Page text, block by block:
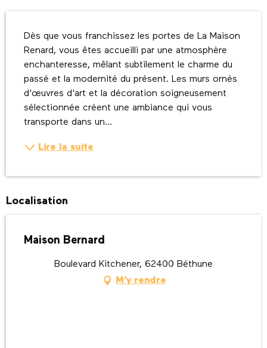
Dès que vous franchissez les portes de La Maison
Renard, vous êtes accueilli par une atmosphère
enchanteresse, mêlant subtilement le charme du
passé et la modernité du présent. Les murs ornés
d'œuvres d'art et la décoration soigneusement
sélectionnée créent une ambiance qui vous
transporte dans un...
Lire la suite
Localisation
Maison Bernard
Boulevard Kitchener, 62400 Béthune
M'y rendre